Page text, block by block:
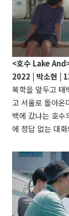
<호수 Lake
2022 |
박소현
|
복학을 앞두고 태
고 서울로 돌아온
백에 갔냐는 호수
에 정답 없는 대